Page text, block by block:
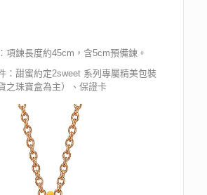
項鍊長度約45cm，含5cm預備鍊。
：甜蜜約定2sweet 系列專屬精美包裝
之珠寶盒為主）、保證卡